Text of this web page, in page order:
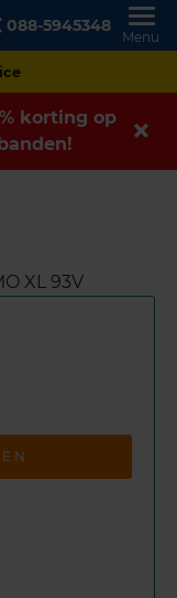
088-5945348
Menu
korting op